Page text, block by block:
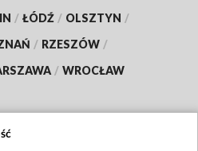
/ ŁÓDŹ / OLSZTYN /
/ RZESZÓW /
/ WROCŁAW